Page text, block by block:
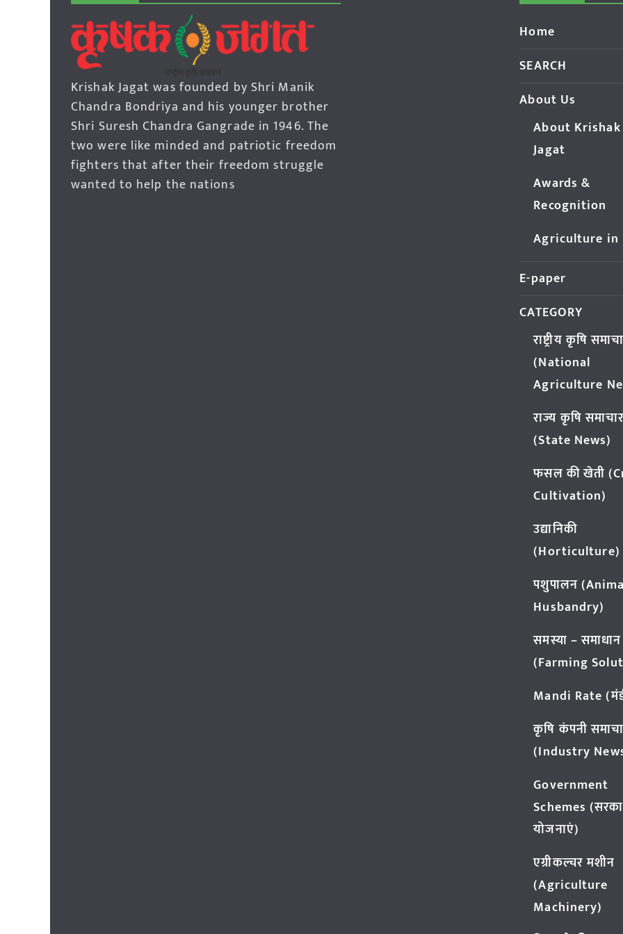
Krishak Jagat was founded by Shri Manik
Chandra Bondriya and his younger brother
Shri Suresh Chandra Gangrade in 1946. The
two were like minded and patriotic freedom
fighters that after their freedom struggle
wanted to help the nations
Home
SEARCH
About Us
About Krishak
Jagat
Awards &
Recognition
Agriculture in
E-paper
CATEGORY
राष्ट्रीय कृषि
(National
Agriculture
राज्य कृषि समाचार
(State News)
फसल की खेती
Cultivation)
उद्यानिकी
(Horticulture)
पशुपालन
Husbandry)
समस्या – समाधान
(Farming
Mandi Rate
कृषि कंपनी
(Industry
Government
Schemes
योजनाएं)
एग्रीकल्चर मशीन
(Agriculture
Machinery)